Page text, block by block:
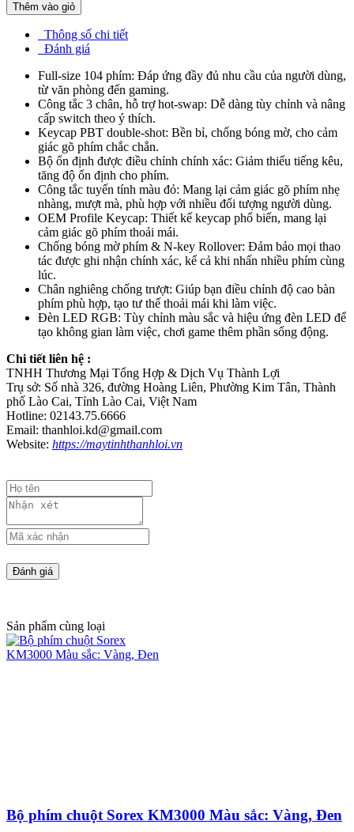
Thêm vào giỏ
Thông số chi tiết
Đánh giá
Full-size 104 phím: Đáp ứng đầy đủ nhu cầu của người dùng,
từ văn phòng đến gaming.
Công tắc 3 chân, hỗ trợ hot-swap: Dễ dàng tùy chỉnh và nâng
cấp switch theo ý thích.
Keycap PBT double-shot: Bền bỉ, chống bóng mờ, cho cảm
giác gõ phím chắc chắn.
Bộ ổn định được điều chỉnh chính xác: Giảm thiểu tiếng kêu,
tăng độ ổn định cho phím.
Công tắc tuyến tính màu đỏ: Mang lại cảm giác gõ phím nhẹ
nhàng, mượt mà, phù hợp với nhiều đối tượng người dùng.
OEM Profile Keycap: Thiết kế keycap phổ biến, mang lại
cảm giác gõ phím thoải mái.
Chống bóng mờ phím & N-key Rollover: Đảm bảo mọi thao
tác được ghi nhận chính xác, kể cả khi nhấn nhiều phím cùng
lúc.
Chân nghiêng chống trượt: Giúp bạn điều chỉnh độ cao bàn
phím phù hợp, tạo tư thế thoải mái khi làm việc.
Đèn LED RGB: Tùy chỉnh màu sắc và hiệu ứng đèn LED để
tạo không gian làm việc, chơi game thêm phần sống động.
Chi tiết liên hệ :
TNHH Thương Mại Tổng Hợp & Dịch Vụ Thành Lợi
Trụ sở: Số nhà 326, đường Hoàng Liên, Phường Kim Tân, Thành
phố Lào Cai, Tỉnh Lào Cai, Việt Nam
Hotline: 02143.75.6666
Email: thanhloi.kd@gmail.com
Website: https://maytinhthanhloi.vn
Sản phẩm cùng loại
Bộ phím chuột Sorex KM3000 Màu sắc: Vàng, Đen